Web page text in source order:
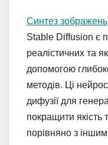
Синтез зображень
Stable Diffusion є
реалістичних та
допомогою
методів. Ці
дифузії для
покращити якість
порівняно з